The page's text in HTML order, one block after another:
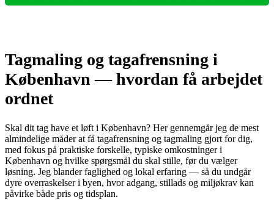
Tagmaling og tagafrensning i
København — hvordan få arbejdet
ordnet
Skal dit tag have et løft i København? Her gennemgår jeg de mest
almindelige måder at få tagafrensning og tagmaling gjort for dig,
med fokus på praktiske forskelle, typiske omkostninger i
København og hvilke spørgsmål du skal stille, før du vælger
løsning. Jeg blander faglighed og lokal erfaring — så du undgår
dyre overraskelser i byen, hvor adgang, stillads og miljøkrav kan
påvirke både pris og tidsplan.